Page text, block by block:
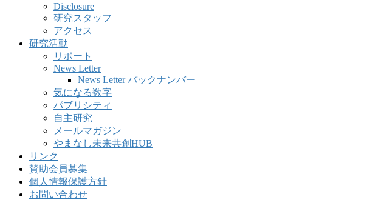
Disclosure
研究スタッフ
アクセス
研究活動
リポート
News Letter
News Letter バックナンバー
気になる数字
パブリシティ
自主研究
メールマガジン
やまなし未来共創HUB
リンク
賛助会員募集
個人情報保護方針
お問い合わせ